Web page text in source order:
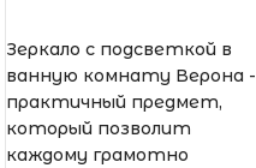
Зеркало с подсветкой в
ванную комнату Верона -
практичный предмет,
который позволит
каждому грамотно